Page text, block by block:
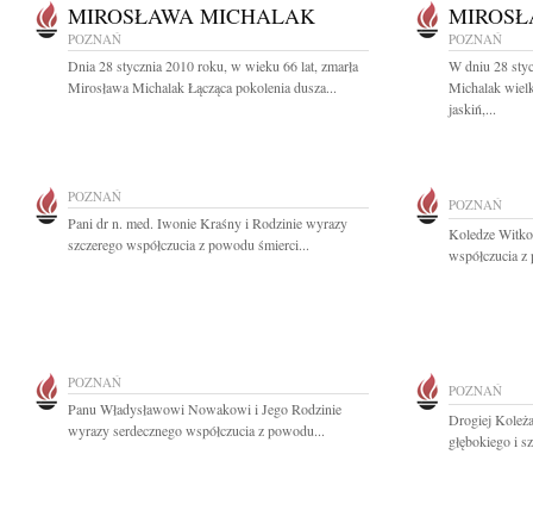
MIROSŁAWA MICHALAK
POZNAŃ
Dnia 28 stycznia 2010 roku, w wieku 66 lat, zmarła
Mirosława Michalak Łącząca pokolenia dusza...
POZNAŃ
W dniu 28
Michalak
jaskiń,...
POZNAŃ
Pani dr n. med. Iwonie Kraśny i Rodzinie wyrazy
szczerego współczucia z powodu śmierci...
POZNAŃ
Koledze
współczucia
POZNAŃ
Panu Władysławowi Nowakowi i Jego Rodzinie
wyrazy serdecznego współczucia z powodu...
POZNAŃ
Drogiej
głębokiego i